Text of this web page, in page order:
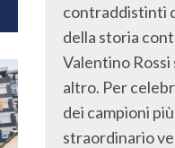
contraddistinti
della storia
Valentino
altro. Per
dei campioni
straordinario